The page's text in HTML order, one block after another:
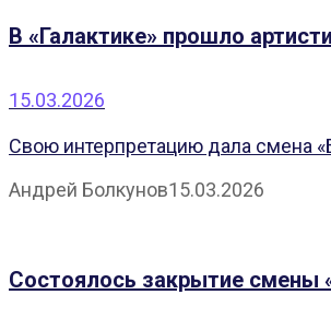
В «Галактике» прошло
15.03.2026
Свою интерпретацию дала смена
Андрей Болкунов15.03.2026
Состоялось закрытие смены